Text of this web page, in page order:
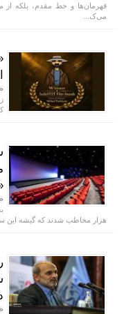
قهرمان‌ها و خط مقدم، بلکه از
می‌ک...
هزار مخاطب شدند که گیشه این سالن‌ها به فروشی